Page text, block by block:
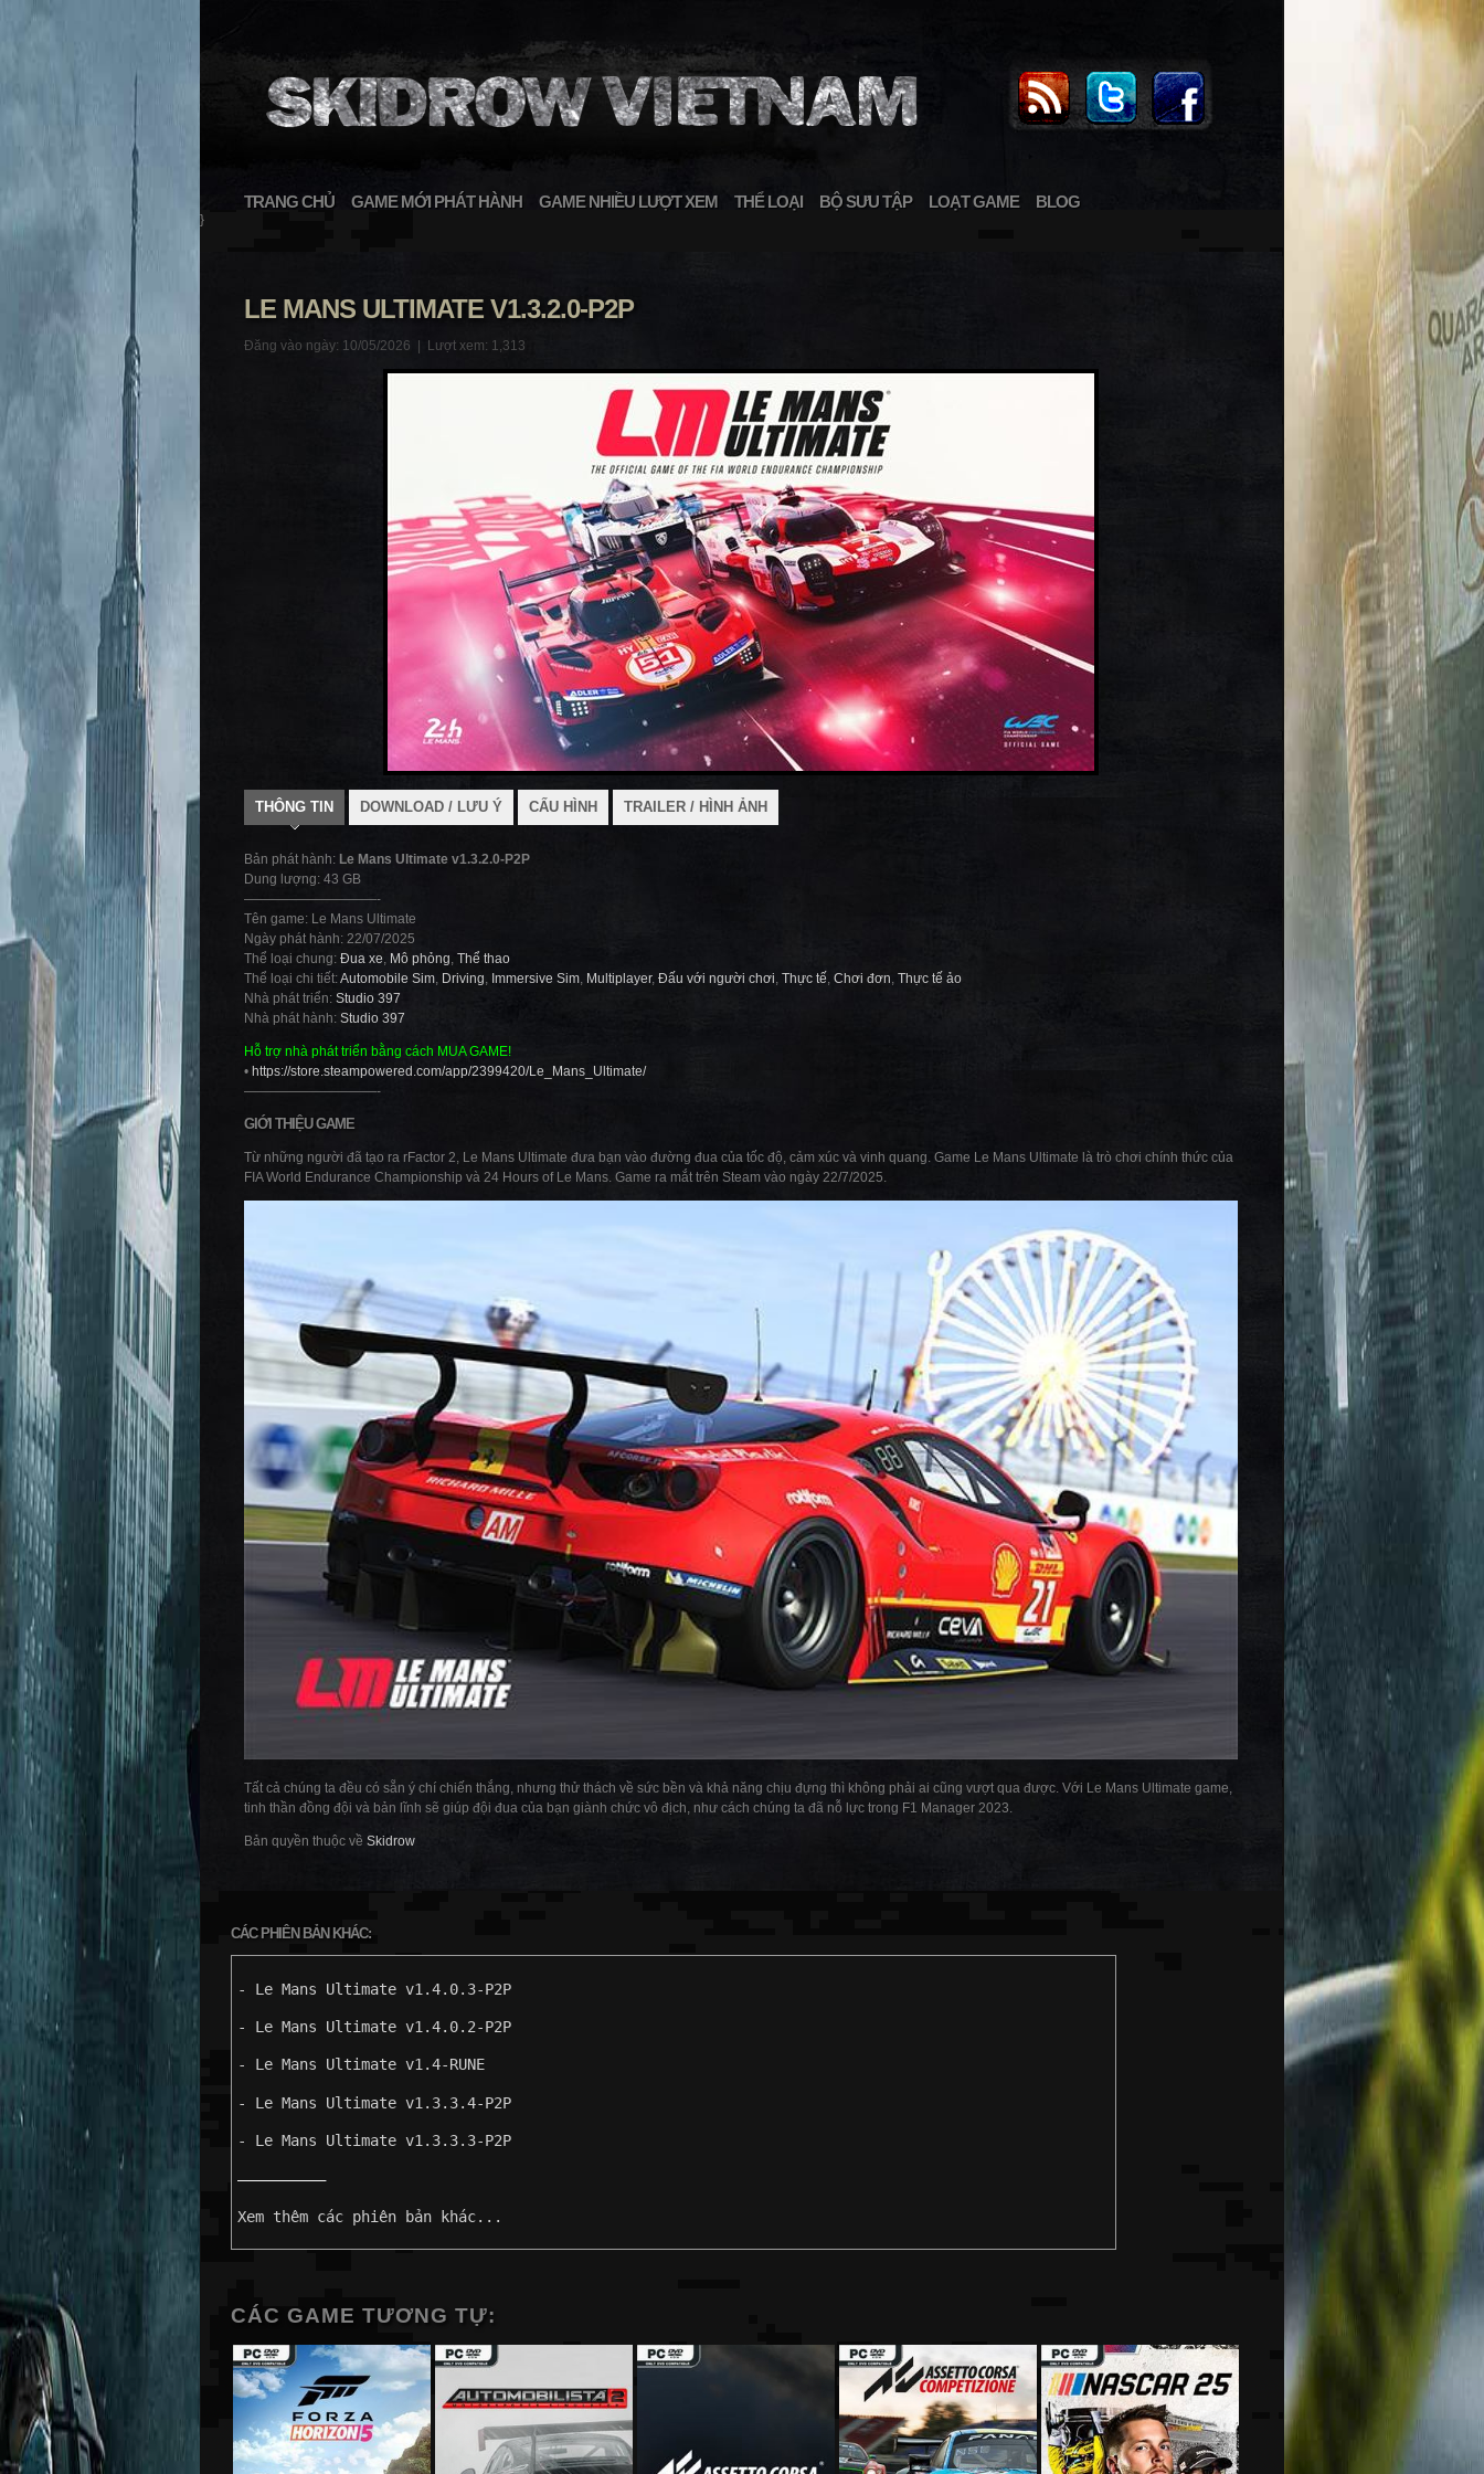
TRANG CHỦ GAME MỚI PHÁT HÀNH GAME NHIỀU LƯỢT XEM THỂ LOẠI BỘ SƯU TẬP LOẠT GAME BLOG
}
LE MANS ULTIMATE V1.3.2.0-P2P
Đăng vào ngày: 10/05/2026 | Lượt xem: 1,313
THÔNG TIN DOWNLOAD / LƯU Ý CẤU HÌNH TRAILER / HÌNH ẢNH
Bản phát hành: Le Mans Ultimate v1.3.2.0-P2P
Dung lượng: 43 GB
——————————-
Tên game: Le Mans Ultimate
Ngày phát hành: 22/07/2025
Thể loại chung: Đua xe, Mô phỏng, Thể thao
Thể loại chi tiết:Automobile Sim, Driving, Immersive Sim, Multiplayer, Đấu với người chơi, Thực tế, Chơi đơn, Thực tế ảo
Nhà phát triển: Studio 397
Nhà phát hành: Studio 397
Hỗ trợ nhà phát triển bằng cách MUA GAME!
• https://store.steampowered.com/app/2399420/Le_Mans_Ultimate/
——————————-
GIỚI THIỆU GAME
Từ những người đã tạo ra rFactor 2, Le Mans Ultimate đưa bạn vào đường đua của tốc độ, cảm xúc và vinh quang. Game Le Mans Ultimate là trò chơi chính thức của
FIA World Endurance Championship và 24 Hours of Le Mans. Game ra mắt trên Steam vào ngày 22/7/2025.
Tất cả chúng ta đều có sẵn ý chí chiến thắng, nhưng thử thách về sức bền và khả năng chịu đựng thì không phải ai cũng vượt qua được. Với Le Mans Ultimate game,
tinh thần đồng đội và bản lĩnh sẽ giúp đội đua của bạn giành chức vô địch, như cách chúng ta đã nỗ lực trong F1 Manager 2023.
Bản quyền thuộc về Skidrow
CÁC PHIÊN BẢN KHÁC:
- Le Mans Ultimate v1.4.0.3-P2P
- Le Mans Ultimate v1.4.0.2-P2P
- Le Mans Ultimate v1.4-RUNE
- Le Mans Ultimate v1.3.3.4-P2P
- Le Mans Ultimate v1.3.3.3-P2P
——————————
Xem thêm các phiên bản khác...
CÁC GAME TƯƠNG TỰ: